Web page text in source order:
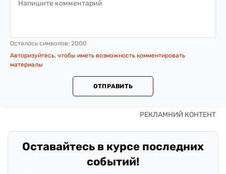
Осталось символов: 2000
Авторизуйтесь, чтобы иметь возможность комментировать
материалы
ОТПРАВИТЬ
Оставайтесь в курсе последних
событий!